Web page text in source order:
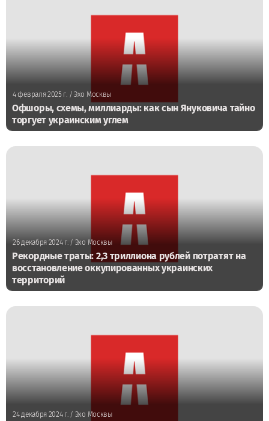
4 февраля 2025 г./ Эхо Москвы
Офшоры, схемы, миллиарды: как сын Януковича тайно
торгует украинским углем
26 декабря 2024 г./ Эхо Москвы
Рекордные траты: 2,3 триллиона рублей потратят на
восстановление оккупированных украинских
территорий
24 декабря 2024 г. / Эхо Москвы